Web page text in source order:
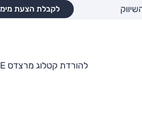
לקבלת הצעת
להורדת קטלוג מרצדס CLE